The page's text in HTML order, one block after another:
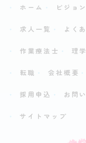
ホーム ビジョン
求人一覧 よく
作業療法士 理
転職 会社概要
採用申込 お問
サイトマップ